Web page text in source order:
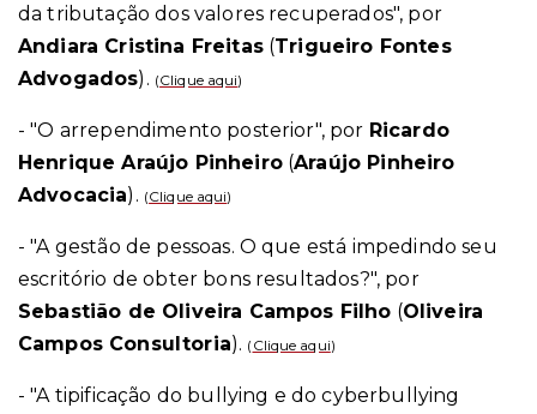
da tributação dos valores recuperados", por
Andiara Cristina Freitas(Trigueiro Fontes
Advogados). (Clique aqui)
- "O arrependimento posterior", por Ricardo
Henrique Araújo Pinheiro(Araújo Pinheiro
Advocacia). (Clique aqui)
- "A gestão de pessoas. O que está impedindo seu
escritório de obter bons resultados?", por
Sebastião de Oliveira Campos Filho (Oliveira
Campos Consultoria). ( Clique aqui)
- "A tipificação do bullying e do cyberbullying